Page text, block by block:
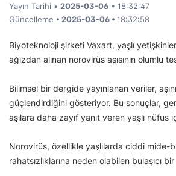
Yayın Tarihi • 2025-03-06 • 18:32:47
Güncelleme • 2025-03-06 • 18:32:58
Biyoteknoloji şirketi Vaxart, yaşlı
ağızdan alınan norovirüs aşısının olumlu
Bilimsel bir dergide yayınlanan veriler,
güçlendirdiğini gösteriyor. Bu sonuçlar,
aşılara daha zayıf yanıt veren yaşlı nüfus
Norovirüs, özellikle yaşlılarda ciddi mide-
rahatsızlıklarına neden olabilen bulaşıcı